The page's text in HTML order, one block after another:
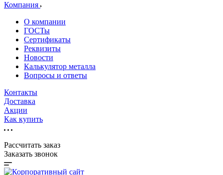
Компания
О компании
ГОСТы
Сертификаты
Реквизиты
Новости
Калькулятор металла
Вопросы и ответы
Контакты
Доставка
Акции
Как купить
Рассчитать заказ
Заказать звонок